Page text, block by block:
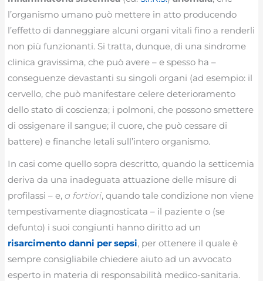
l’organismo umano può mettere in atto producendo
l’effetto di danneggiare alcuni organi vitali fino a renderli
non più funzionanti. Si tratta, dunque, di una sindrome
clinica gravissima, che può avere – e spesso ha –
conseguenze devastanti su singoli organi (ad esempio: il
cervello, che può manifestare celere deterioramento
dello stato di coscienza; i polmoni, che possono smettere
di ossigenare il sangue; il cuore, che può cessare di
battere) e finanche letali sull’intero organismo.
In casi come quello sopra descritto, quando la setticemia
deriva da una inadeguata attuazione delle misure di
profilassi – e,a fortiori, quando tale condizione non viene
tempestivamente diagnosticata – il paziente o (se
defunto) i suoi congiunti hanno diritto ad un
risarcimento danni per sepsi, per ottenere il quale è
sempre consigliabile chiedere aiuto ad un avvocato
esperto in materia di responsabilità medico-sanitaria.